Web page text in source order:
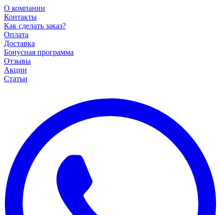
О компании
Контакты
Как сделать заказ?
Оплата
Доставка
Бонусная программа
Отзывы
Акции
Статьи